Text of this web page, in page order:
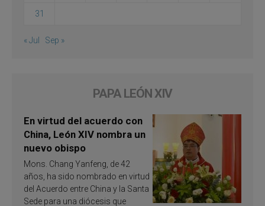
31
« Jul Sep »
PAPA LEÓN XIV
En virtud del acuerdo con
China, León XIV nombra un
nuevo obispo
Mons. Chang Yanfeng, de 42
años, ha sido nombrado en virtud
del Acuerdo entre China y la Santa
Sede para una diócesis que